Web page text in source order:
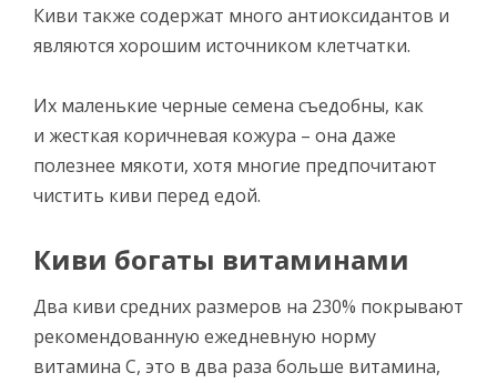
Киви также содержат много антиоксидантов и
являются хорошим источником клетчатки.
Их маленькие черные семена съедобны, как
и жесткая коричневая кожура – она даже
полезнее мякоти, хотя многие предпочитают
чистить киви перед едой.
Киви богаты витаминами
Два киви средних размеров на 230% покрывают
рекомендованную ежедневную норму
витамина С, это в два раза больше витамина,